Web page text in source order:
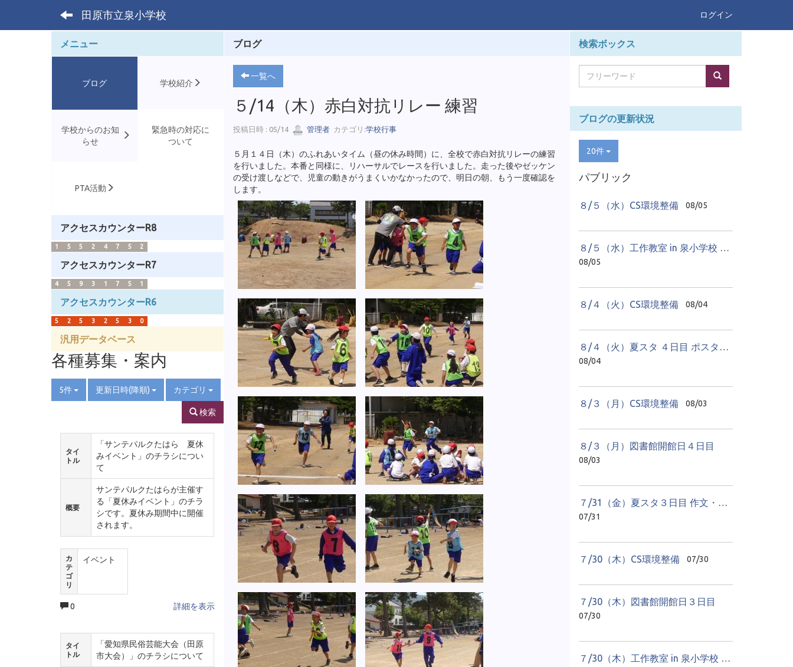
田原市立泉小学校 ログイン
ブログ
一覧へ
５/14（木）赤白対抗リレー 練習
投稿日時 : 05/14 管理者カテゴリ:学校行事
５月１４日（木）のふれあいタイム（昼の休み時間）に、全校で赤白対抗リレーの練習
を行いました。本番と同様に、リハーサルでレースを行いました。走った後やゼッケン
の受け渡しなどで、児童の動きがうまくいかなかったので、明日の朝、もう一度確認を
します。
メニュー
ブログ 学校紹介
学校からのお知
らせ
緊急時の対応に
ついて
PTA活動
アクセスカウンターR8
1 5 5 2 4 7 5 2
アクセスカウンターR7
4 5 9 3 1 7 5 1
アクセスカウンターR6
5 2 5 3 2 5 3 0
汎用データベース
各種募集・案内
5件 更新日時(降順) カテゴリ
検索
タイ
トル
「サンテパルクたはら 夏休
みイベント」のチラシについ
て
概要
サンテパルクたはらが主催す
る「夏休みイベント」のチラ
シです。夏休み期間中に開催
されます。
カ
テ
ゴ
リ
イベント
0 詳細を表示
タイ
トル
「愛知県民俗芸能大会（田原
市大会）」のチラシについて
検索ボックス
ブログの更新状況
20件
パブリック
８/５（水）CS環境整備 08/05
８/５（水）工作教室 in 泉小学校 ２日目
08/05
８/４（火）CS環境整備 08/04
８/４（火）夏スタ ４日目 ポスター教室
08/04
８/３（月）CS環境整備 08/03
８/３（月）図書館開館日４日目
08/03
７/31（金）夏スタ３日目 作文・感想文教室
07/31
７/30（木）CS環境整備 07/30
７/30（木）図書館開館日３日目
07/30
７/30（木）工作教室 in 泉小学校 １日目